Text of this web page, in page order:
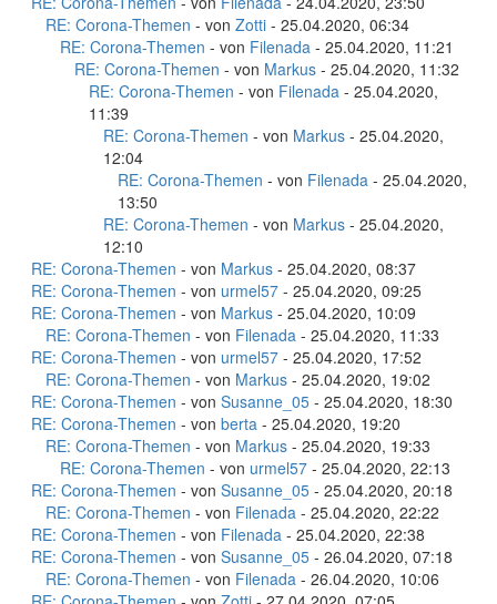
RE: Corona-Themen - von Zotti - 25.04.2020, 06:34
RE: Corona-Themen - von Filenada - 25.04.2020, 11:21
RE: Corona-Themen - von Markus - 25.04.2020, 11:32
RE: Corona-Themen - von Filenada - 25.04.2020,
11:39
RE: Corona-Themen - von Markus - 25.04.2020,
12:04
RE: Corona-Themen - von Filenada - 25.04.2020,
13:50
RE: Corona-Themen - von Markus - 25.04.2020,
12:10
RE: Corona-Themen - von Markus - 25.04.2020, 08:37
RE: Corona-Themen - von urmel57 - 25.04.2020, 09:25
RE: Corona-Themen - von Markus - 25.04.2020, 10:09
RE: Corona-Themen - von Filenada - 25.04.2020, 11:33
RE: Corona-Themen - von urmel57 - 25.04.2020, 17:52
RE: Corona-Themen - von Markus - 25.04.2020, 19:02
RE: Corona-Themen - von Susanne_05 - 25.04.2020, 18:30
RE: Corona-Themen - von berta - 25.04.2020, 19:20
RE: Corona-Themen - von Markus - 25.04.2020, 19:33
RE: Corona-Themen - von urmel57 - 25.04.2020, 22:13
RE: Corona-Themen - von Susanne_05 - 25.04.2020, 20:18
RE: Corona-Themen - von Filenada - 25.04.2020, 22:22
RE: Corona-Themen - von Filenada - 25.04.2020, 22:38
RE: Corona-Themen - von Susanne_05 - 26.04.2020, 07:18
RE: Corona-Themen - von Filenada - 26.04.2020, 10:06